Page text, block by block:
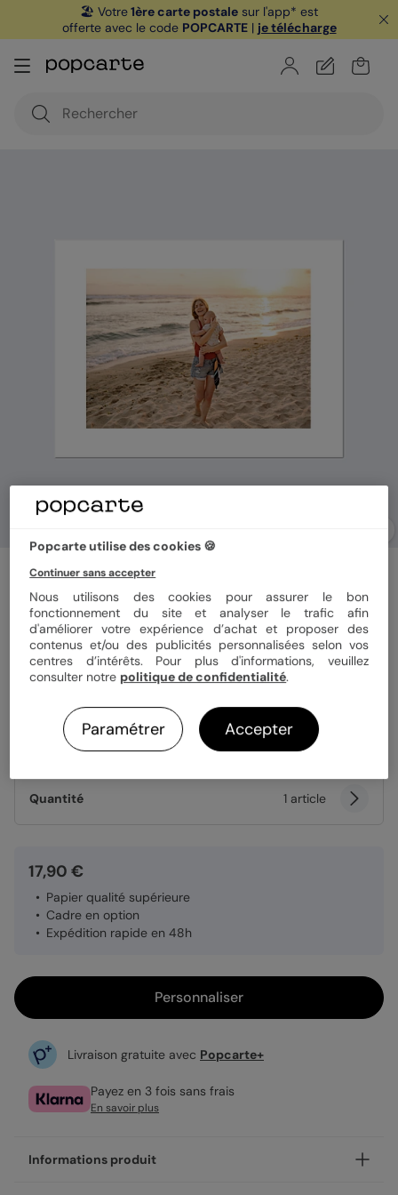
🏖️ Votre1ère carte postale sur l'app* est
offerte avec le code POPCARTE| je télécharge
Affiche famille
Cadre Blanc Paysage
Support
Poster Toile Plexiglas Aluminium
Format 30x40cm
Quantité 1 article
17,90 €
Papier qualité supérieure
Cadre en option
Expédition rapide en 48h
Personnaliser
Livraison gratuite avec Popcarte+
Payez en 3 fois sans frais
En savoir plus
Informations produit
Popcarte utilise des cookies 🍪
Continuer sans accepter
Nous utilisons des cookies pour assurer le bon
fonctionnement du site et analyser le trafic afin
d'améliorer votre expérience d’achat et proposer des
contenus et/ou des publicités personnalisées selon vos
centres d’intérêts. Pour plus d'informations, veuillez
consulter notre politique de confidentialité.
Paramétrer Accepter